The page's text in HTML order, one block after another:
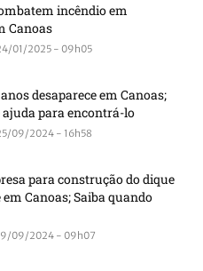
incêndio em
Canoas
01/2025 - 09h05
desaparece em Canoas;
para encontrá-lo
09/2024 - 16h58
para construção do dique
Canoas; Saiba quando
09/2024 - 09h07